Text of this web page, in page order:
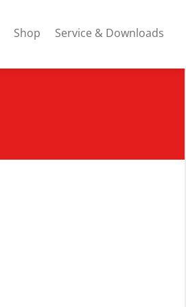
Shop Service & Downloads